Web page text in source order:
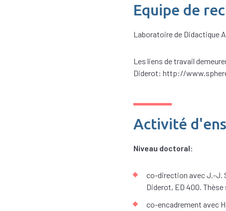
Equipe de
Laboratoire de Didactique
Les liens de travail
Diderot: http://
Activité
​Niveau doctoral:
co-direction avec J.-J.
Diderot, ED 400. Thèse
co-encadrement avec